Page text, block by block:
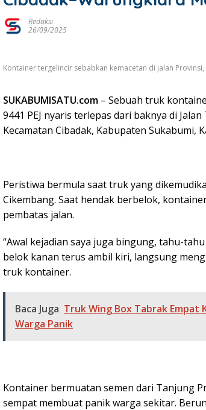
Redaksi
26/09/2025
Kontainer tergelincir sebabkan kemacetan di jalan
SUKABUMISATU.com – Sebuah truk
9441 PEJ nyaris terlepas dari baknya di
Kecamatan Cibadak, Kabupaten Sukabumi,
Peristiwa bermula saat truk yang
Cikembang. Saat hendak berbelok,
pembatas jalan.
“Awal kejadian saya juga bingung, tahu-
belok kanan terus ambil kiri, langsung
truk kontainer.
Baca Juga Truk Wing Box Tabrak Empat
Warga Panik
Kontainer bermuatan semen dari Tanjung
sempat membuat panik warga sekitar.